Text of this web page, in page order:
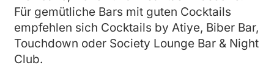
Für gemütliche Bars mit guten Cocktails
empfehlen sich Cocktails by Atiye, Biber Bar,
Touchdown oder Society Lounge Bar & Night
Club.